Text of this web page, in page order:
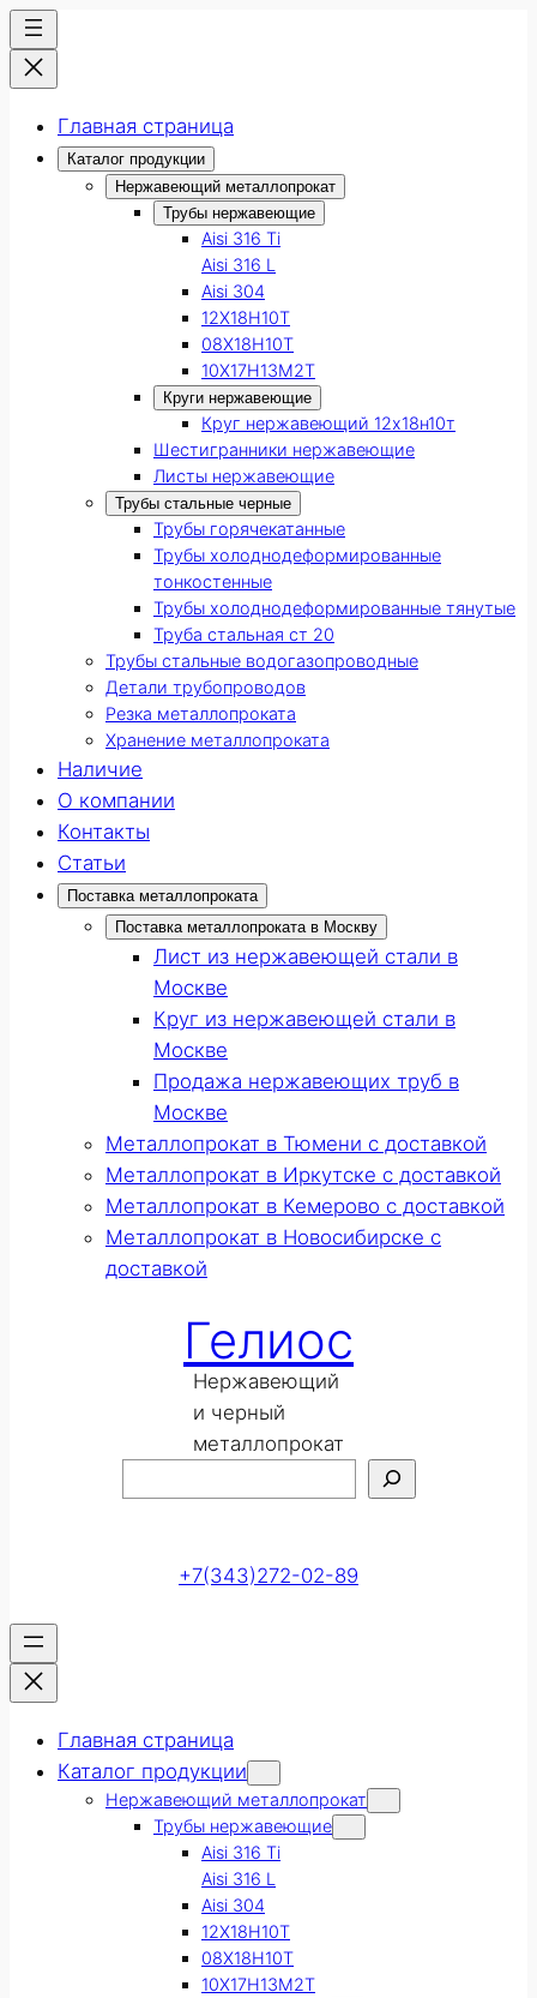
Главная страница
Каталог продукции
Нержавеющий металлопрокат
Трубы нержавеющие
Aisi 316 Ti
Aisi 316 L
Aisi 304
12Х18Н10Т
08Х18Н10Т
10Х17Н13М2Т
Круги нержавеющие
Круг нержавеющий 12х18н10т
Шестигранники нержавеющие
Листы нержавеющие
Трубы стальные черные
Трубы горячекатанные
Трубы холоднодеформированные
тонкостенные
Трубы холоднодеформированные тянутые
Труба стальная ст 20
Трубы стальные водогазопроводные
Детали трубопроводов
Резка металлопроката
Хранение металлопроката
Наличие
О компании
Контакты
Статьи
Поставка металлопроката
Поставка металлопроката в Москву
Лист из нержавеющей стали в
Москве
Круг из нержавеющей стали в
Москве
Продажа нержавеющих труб в
Москве
Металлопрокат в Тюмени с доставкой
Металлопрокат в Иркутске с доставкой
Металлопрокат в Кемерово с доставкой
Металлопрокат в Новосибирске с
доставкой
Гелиос
Нержавеющий
и черный
металлопрокат
+7(343)272-02-89
Главная страница
Каталог продукции
Нержавеющий металлопрокат
Трубы нержавеющие
Aisi 316 Ti
Aisi 316 L
Aisi 304
12Х18Н10Т
08Х18Н10Т
10Х17Н13М2Т